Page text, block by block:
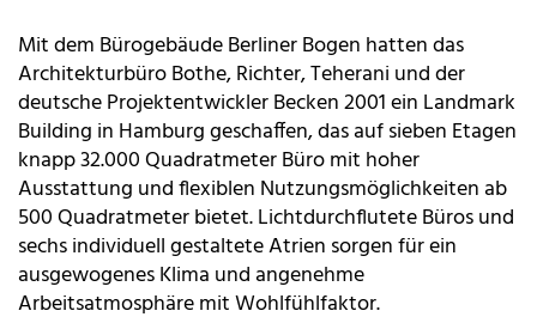
Mit dem Bürogebäude Berliner Bogen hatten das
Architekturbüro Bothe, Richter, Teherani und der
deutsche Projektentwickler Becken 2001 ein Landmark
Building in Hamburg geschaffen, das auf sieben Etagen
knapp 32.000 Quadratmeter Büro mit hoher
Ausstattung und flexiblen Nutzungsmöglichkeiten ab
500 Quadratmeter bietet. Lichtdurchflutete Büros und
sechs individuell gestaltete Atrien sorgen für ein
ausgewogenes Klima und angenehme
Arbeitsatmosphäre mit Wohlfühlfaktor.